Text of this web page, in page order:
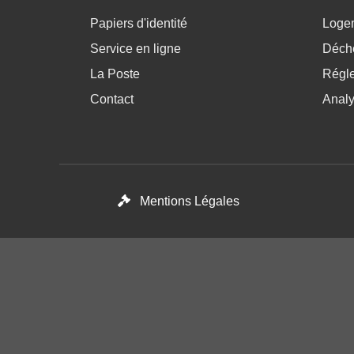
Papiers d'identité
Service en ligne
La Poste
Contact
Mentions Légales